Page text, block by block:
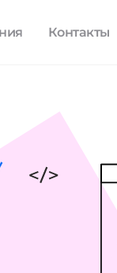
Контакты